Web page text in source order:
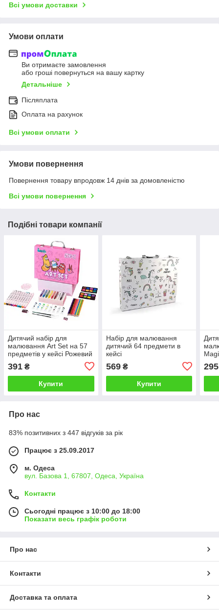
Всі умови доставки
Умови оплати
Ви отримаєте замовлення
або гроші повернуться на вашу картку
Детальніше
Післяплата
Оплата на рахунок
Всі умови оплати
Умови повернення
Повернення товару впродовж 14 днів за домовленістю
Всі умови повернення
Подібні товари компанії
Дитячий набір для
малювання Art Set на 57
предметів у кейсі Рожевий
391 ₴
Купити
Набір для малювання
дитячий 64 предмети в
кейсі
569₴
Купити
295
Про нас
83% позитивних з 447 відгуків за рік
Працює з 25.09.2017
м. Одеса
вул. Базова 1, 67807, Одеса, Україна
Контакти
Сьогодні працює з 10:00 до 18:00
Показати весь графік роботи
Про нас
Контакти
Доставка та оплата